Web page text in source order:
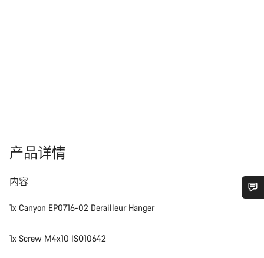
产品详情
内容
1x Canyon EP0716-02 Derailleur Hanger
1x Screw M4x10 ISO10642
您需要帮助吗？
我们的客户支持专家正在等待为您答疑解惑。